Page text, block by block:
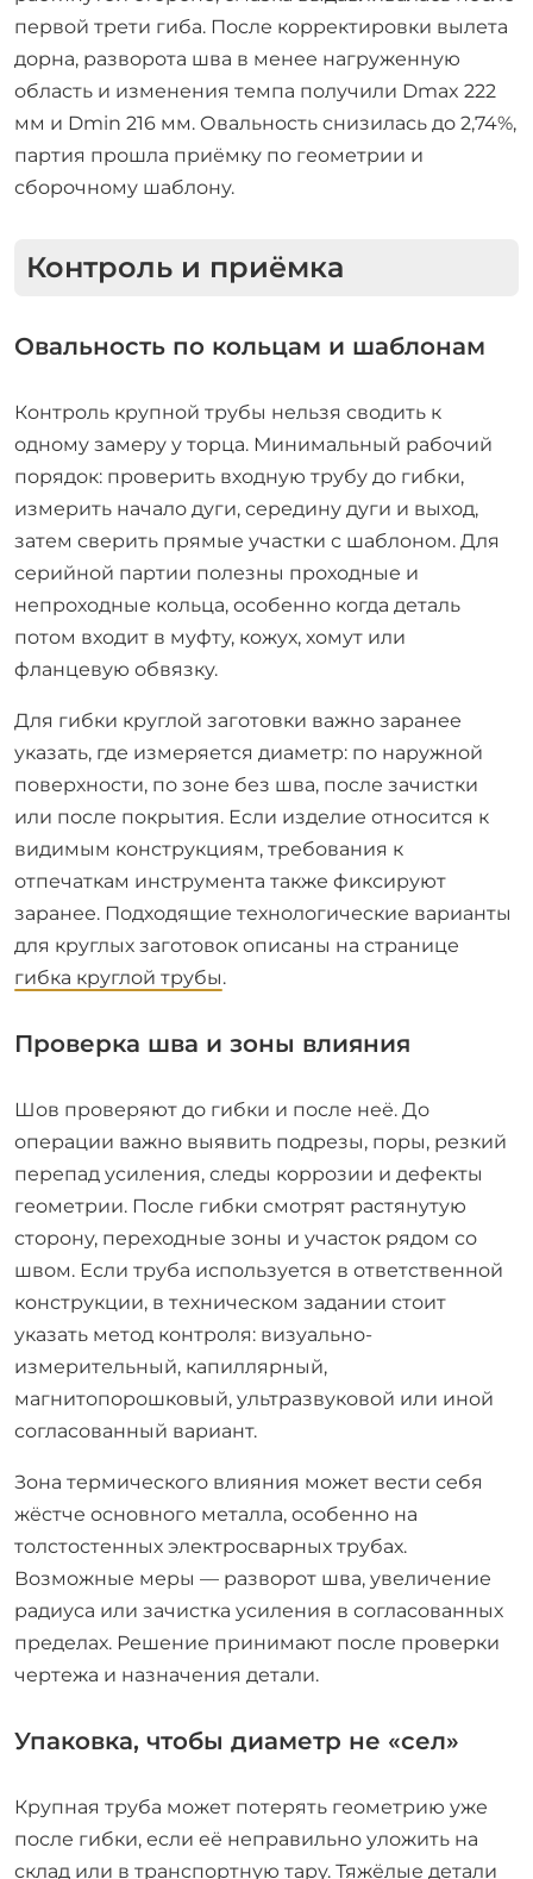
первой трети гиба. После корректировки вылета
дорна, разворота шва в менее нагруженную
область и изменения темпа получили Dmax 222
мм и Dmin 216 мм. Овальность снизилась до 2,74%,
партия прошла приёмку по геометрии и
сборочному шаблону.
Контроль и приёмка
Овальность по кольцам и шаблонам
Контроль крупной трубы нельзя сводить к
одному замеру у торца. Минимальный рабочий
порядок: проверить входную трубу до гибки,
измерить начало дуги, середину дуги и выход,
затем сверить прямые участки с шаблоном. Для
серийной партии полезны проходные и
непроходные кольца, особенно когда деталь
потом входит в муфту, кожух, хомут или
фланцевую обвязку.
Для гибки круглой заготовки важно заранее
указать, где измеряется диаметр: по наружной
поверхности, по зоне без шва, после зачистки
или после покрытия. Если изделие относится к
видимым конструкциям, требования к
отпечаткам инструмента также фиксируют
заранее. Подходящие технологические варианты
для круглых заготовок описаны на странице
гибка круглой трубы.
Проверка шва и зоны влияния
Шов проверяют до гибки и после неё. До
операции важно выявить подрезы, поры, резкий
перепад усиления, следы коррозии и дефекты
геометрии. После гибки смотрят растянутую
сторону, переходные зоны и участок рядом со
швом. Если труба используется в ответственной
конструкции, в техническом задании стоит
указать метод контроля: визуально-
измерительный, капиллярный,
магнитопорошковый, ультразвуковой или иной
согласованный вариант.
Зона термического влияния может вести себя
жёстче основного металла, особенно на
толстостенных электросварных трубах.
Возможные меры — разворот шва, увеличение
радиуса или зачистка усиления в согласованных
пределах. Решение принимают после проверки
чертежа и назначения детали.
Упаковка, чтобы диаметр не «сел»
Крупная труба может потерять геометрию уже
после гибки, если её неправильно уложить на
склад или в транспортную тару. Тяжёлые детали